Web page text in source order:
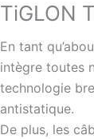
TiGLON
En tant
intègre toutes
technologie
antistatique.
De plus, les